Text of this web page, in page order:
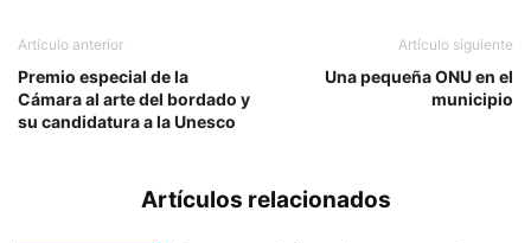
Artículo anterior
Premio especial de la
Cámara al arte del bordado y
su candidatura a la Unesco
Artículo siguiente
Una pequeña ONU en el
municipio
Artículos relacionados